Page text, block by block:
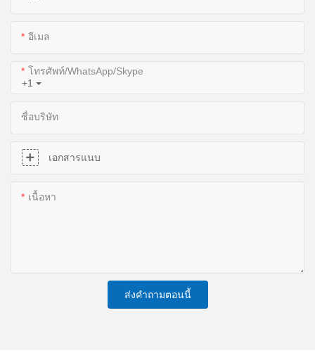
อีเมล
+1
โทรศัพท์/WhatsApp/Skype
ชื่อบริษัท
เอกสารแนบ
เนื้อหา
ส่งคำถามตอนนี้